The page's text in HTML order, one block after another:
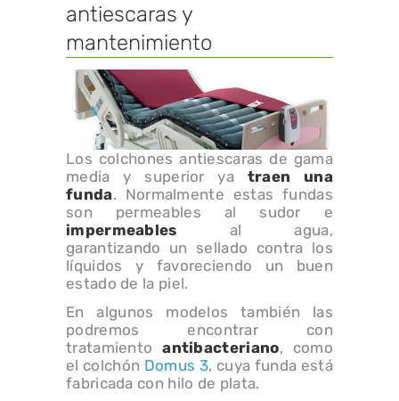
antiescaras y
mantenimiento
Los colchones antiescaras de gama
media y superior ya traen una
funda. Normalmente estas fundas
son permeables al sudor e
impermeables al agua,
garantizando un sellado contra los
líquidos y favoreciendo un buen
estado de la piel.
En algunos modelos también las
podremos encontrar con
tratamientoantibacteriano, como
el colchón Domus 3, cuya funda está
fabricada con hilo de plata.